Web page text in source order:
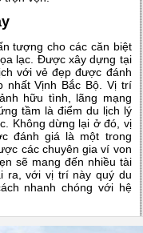
tượng cho các căn biệt
lạc. Được xây dựng tại
với vẻ đẹp được đánh
nhất Vịnh Bắc Bộ. Vị trí
hữu tình, lãng mạng
tầm là điểm du lịch lý
Không dừng lại ở đó, vị
đánh giá là một trong
các chuyên gia ví von
sẽ mang đến nhiều tài
ra, với vị trí này quý du
nhanh chóng với hệ